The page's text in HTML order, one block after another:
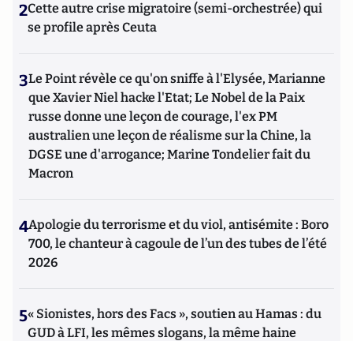
2Cette autre crise migratoire (semi-orchestrée) qui
se profile après Ceuta
3Le Point révèle ce qu'on sniffe à l'Elysée, Marianne
que Xavier Niel hacke l'Etat; Le Nobel de la Paix
russe donne une leçon de courage, l'ex PM
australien une leçon de réalisme sur la Chine, la
DGSE une d'arrogance; Marine Tondelier fait du
Macron
4Apologie du terrorisme et du viol, antisémite : Boro
700, le chanteur à cagoule de l’un des tubes de l’été
2026
5« Sionistes, hors des Facs », soutien au Hamas : du
GUD à LFI, les mêmes slogans, la même haine